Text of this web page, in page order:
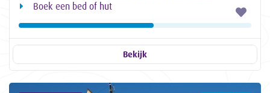
Boek een bed of hut
Bekijk